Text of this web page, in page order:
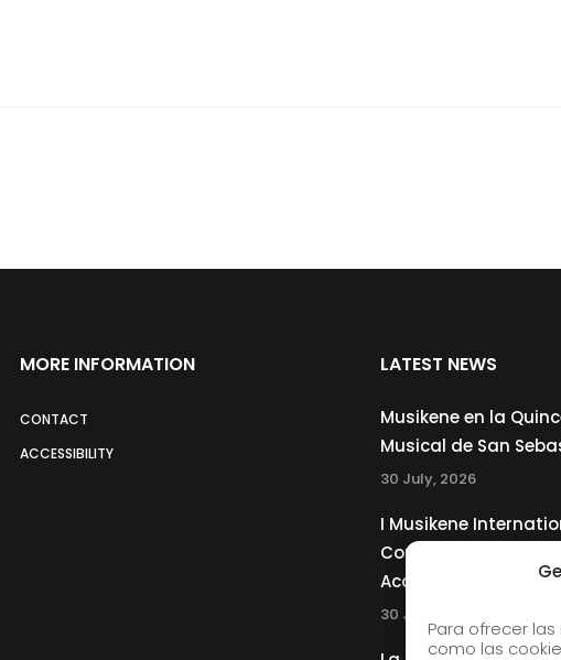
Para ofrecer
como las
MORE INFORMATION
CONTACT
ACCESSIBILITY
LATEST NEWS
Musikene en la
Musical de San
30 July, 2026
I Musikene
Competition for
Accordionists
30 July, 2026